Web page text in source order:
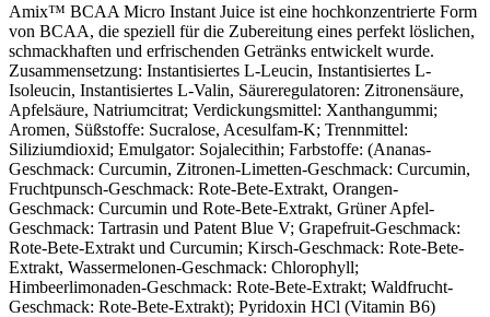
Amix™ BCAA Micro Instant Juice ist eine hochkonzentrierte Form
von BCAA, die speziell für die Zubereitung eines perfekt löslichen,
schmackhaften und erfrischenden Getränks entwickelt wurde.
Zusammensetzung: Instantisiertes L-Leucin, Instantisiertes L-
Isoleucin, Instantisiertes L-Valin, Säureregulatoren: Zitronensäure,
Apfelsäure, Natriumcitrat; Verdickungsmittel: Xanthangummi;
Aromen, Süßstoffe: Sucralose, Acesulfam-K; Trennmittel:
Siliziumdioxid; Emulgator: Sojalecithin; Farbstoffe: (Ananas-
Geschmack: Curcumin, Zitronen-Limetten-Geschmack: Curcumin,
Fruchtpunsch-Geschmack: Rote-Bete-Extrakt, Orangen-
Geschmack: Curcumin und Rote-Bete-Extrakt, Grüner Apfel-
Geschmack: Tartrasin und Patent Blue V; Grapefruit-Geschmack:
Rote-Bete-Extrakt und Curcumin; Kirsch-Geschmack: Rote-Bete-
Extrakt, Wassermelonen-Geschmack: Chlorophyll;
Himbeerlimonaden-Geschmack: Rote-Bete-Extrakt; Waldfrucht-
Geschmack: Rote-Bete-Extrakt); Pyridoxin HCl (Vitamin B6)